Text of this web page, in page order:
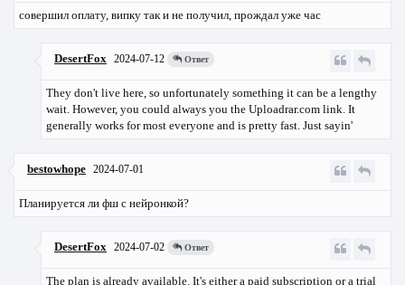
совершил оплату, випку так и не получил, прождал уже час
DesertFox 2024-07-12 Ответ
They don't live here, so unfortunately something it can be a lengthy
wait. However, you could always you the Uploadrar.com link. It
generally works for most everyone and is pretty fast. Just sayin'
bestowhope 2024-07-01
Планируется ли фш с нейронкой?
DesertFox 2024-07-02 Ответ
The plan is already available. It's either a paid subscription or a trial